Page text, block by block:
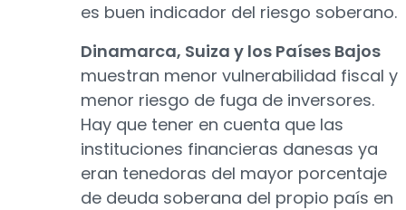
es buen indicador del riesgo soberano.
Dinamarca, Suiza y los Países Bajos
muestran menor vulnerabilidad fiscal y
menor riesgo de fuga de inversores.
Hay que tener en cuenta que las
instituciones financieras danesas ya
eran tenedoras del mayor porcentaje
de deuda soberana del propio país en